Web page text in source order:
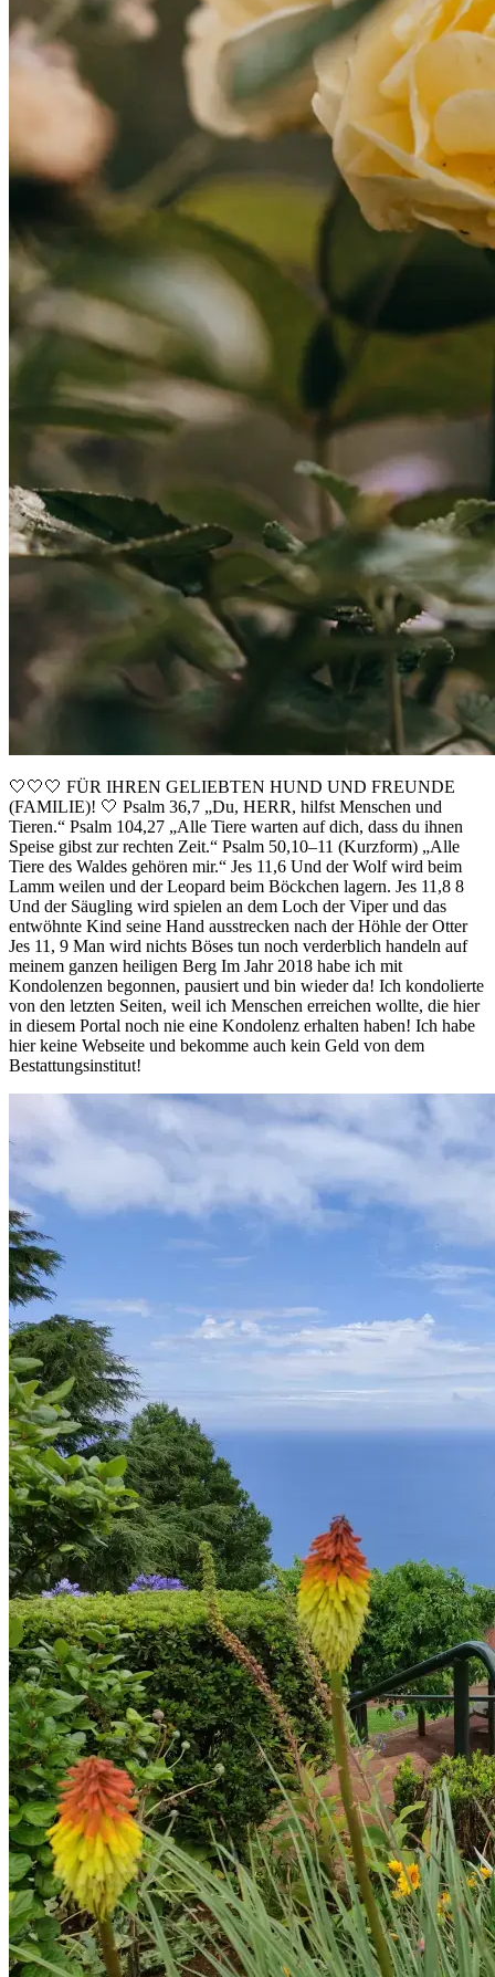
🤍🤍🤍 FÜR IHREN GELIEBTEN HUND UND FREUNDE
(FAMILIE)! 🤍 Psalm 36,7 „Du, HERR, hilfst Menschen und
Tieren.“ Psalm 104,27 „Alle Tiere warten auf dich, dass du ihnen
Speise gibst zur rechten Zeit.“ Psalm 50,10–11 (Kurzform) „Alle
Tiere des Waldes gehören mir.“ Jes 11,6 Und der Wolf wird beim
Lamm weilen und der Leopard beim Böckchen lagern. Jes 11,8 8
Und der Säugling wird spielen an dem Loch der Viper und das
entwöhnte Kind seine Hand ausstrecken nach der Höhle der Otter
Jes 11, 9 Man wird nichts Böses tun noch verderblich handeln auf
meinem ganzen heiligen Berg Im Jahr 2018 habe ich mit
Kondolenzen begonnen, pausiert und bin wieder da! Ich kondolierte
von den letzten Seiten, weil ich Menschen erreichen wollte, die hier
in diesem Portal noch nie eine Kondolenz erhalten haben! Ich habe
hier keine Webseite und bekomme auch kein Geld von dem
Bestattungsinstitut!